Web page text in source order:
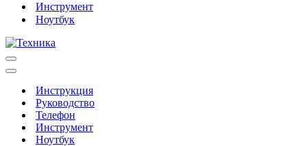
Инструмент
Ноутбук
Меню
навигации
Меню
навигацииИнструкция
Руководство
Телефон
Инструмент
Ноутбук